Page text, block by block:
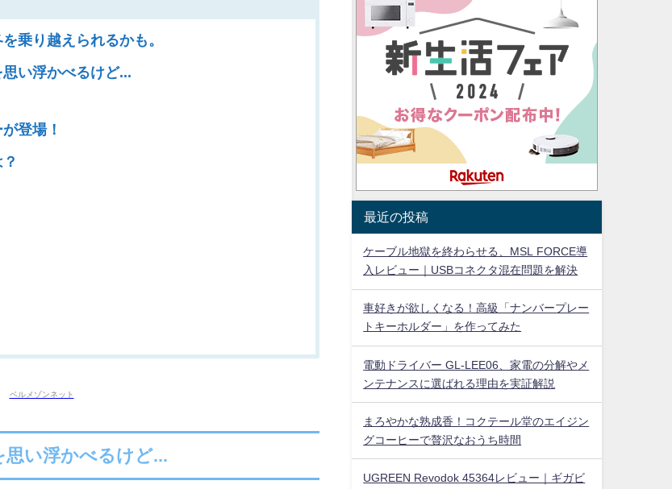
乗り越えられるかも。
い浮かべるけど...
登場！
い浮かべるけど...
最近の投稿
ケーブル地獄を終わらせる、MSL FORCE導
入レビュー｜USBコネクタ混在問題を解決
車好きが欲しくなる！高級「ナンバープレー
トキーホルダー」を作ってみた
電動ドライバー GL-LEE06、家電の分解やメ
ンテナンスに選ばれる理由を実証解説
まろやかな熟成香！コクテール堂のエイジン
グコーヒーで贅沢なおうち時間
UGREEN Revodok 45364レビュー｜ギガビ